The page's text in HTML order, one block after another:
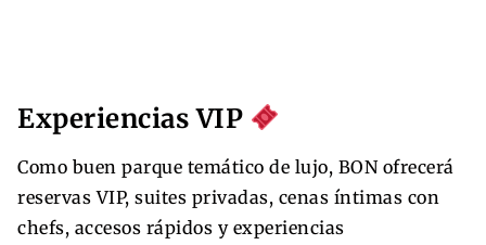
Experiencias VIP
Como buen parque temático de lujo, BON ofrecerá
reservas VIP, suites privadas, cenas íntimas con
chefs, accesos rápidos y experiencias